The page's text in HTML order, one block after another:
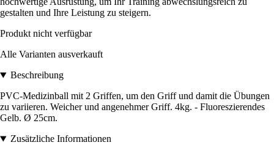
gestalten und Ihre Leistung zu steigern.
Produkt nicht verfügbar
Alle Varianten ausverkauft
Beschreibung
PVC-Medizinball mit 2 Griffen, um den Griff und damit die Übungen
zu variieren. Weicher und angenehmer Griff. 4kg. - Fluoreszierendes
Gelb. Ø 25cm.
Zusätzliche Informationen